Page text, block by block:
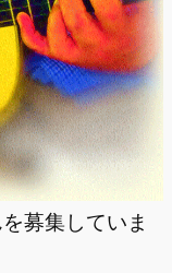
募集していま